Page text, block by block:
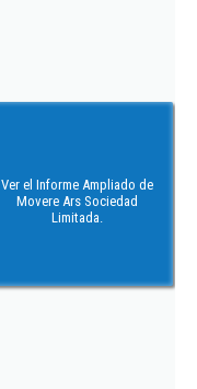
Ver el Informe Ampliado de
Movere Ars Sociedad
Limitada.